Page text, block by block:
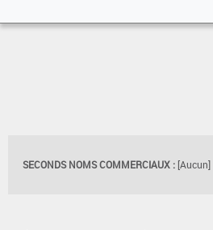
SECONDS NOMS COMMERCIAUX : [Aucun]